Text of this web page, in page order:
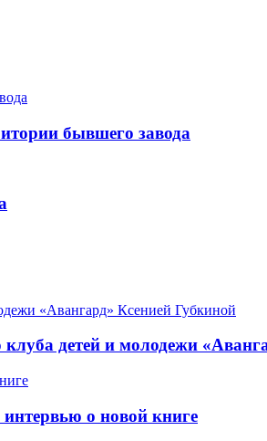
бывшего завода
детей и молодежи
о новой книге